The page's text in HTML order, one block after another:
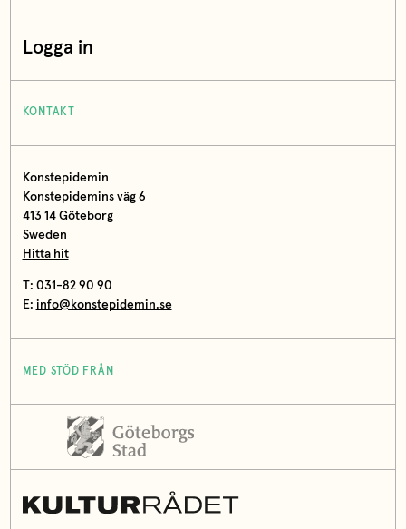
Logga in
KONTAKT
Konstepidemin
Konstepidemins väg 6
413 14 Göteborg
Sweden
Hitta hit
T: 031-82 90 90
E: info@konstepidemin.se
MED STÖD FRÅN